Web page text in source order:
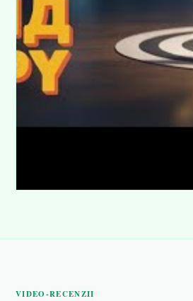
VIDEO-RECENZII